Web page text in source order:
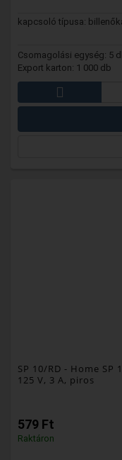
kapcsoló típusa:
Csomagolási egység: 5
Export karton: 1 000 db
SP 10/RD - Home SP
125 V, 3 A, piros
579 Ft
Raktáron